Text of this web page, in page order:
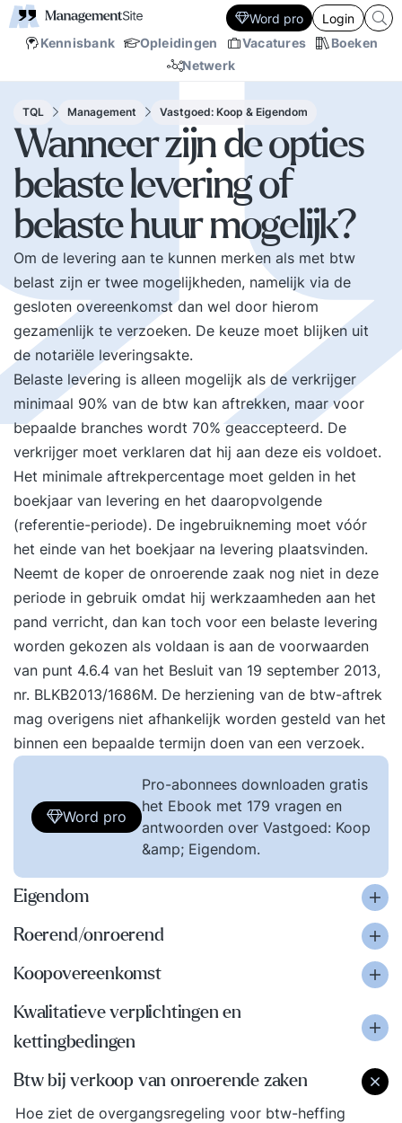
Kennisbank Opleidingen Vacatures
Boeken
Netwerk
Word pro Login
TQL Management Vastgoed: Koop & Eigendom
Wanneer zijn de opties
belaste levering of
belaste huur mogelijk?
Om de levering aan te kunnen merken als met btw
belast zijn er twee mogelijkheden, namelijk via de
gesloten overeenkomst dan wel door hierom
gezamenlijk te verzoeken. De keuze moet blijken uit
de notariële leveringsakte.
Belaste levering is alleen mogelijk als de verkrijger
minimaal 90% van de btw kan aftrekken, maar voor
bepaalde branches wordt 70% geaccepteerd. De
verkrijger moet verklaren dat hij aan deze eis voldoet.
Het minimale aftrekpercentage moet gelden in het
boekjaar van levering en het daaropvolgende
(referentie-periode). De ingebruikneming moet vóór
het einde van het boekjaar na levering plaatsvinden.
Neemt de koper de onroerende zaak nog niet in deze
periode in gebruik omdat hij werkzaamheden aan het
pand verricht, dan kan toch voor een belaste levering
worden gekozen als voldaan is aan de voorwaarden
van punt 4.6.4 van het Besluit van 19 september 2013,
nr. BLKB2013/1686M. De herziening van de btw-aftrek
mag overigens niet afhankelijk worden gesteld van het
binnen een bepaalde termijn doen van een verzoek.
Word pro
Pro-abonnees downloaden gratis
het Ebook met 179 vragen en
antwoorden over Vastgoed: Koop
&amp; Eigendom.
Eigendom
Roerend/onroerend
Koopovereenkomst
Kwalitatieve verplichtingen en
kettingbedingen
Btw bij verkoop van onroerende zaken
Hoe ziet de overgangsregeling voor btw-heffing